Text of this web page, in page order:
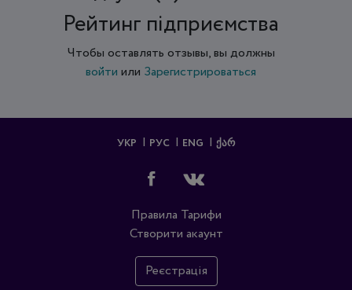
Рейтинг підприємства
Чтобы оставлять отзывы, вы должны
войти или Зарегистрироваться
УКР РУС ENG ᲥᲐᲠ
Правила Тарифи
Створити акаунт
Реєстрація